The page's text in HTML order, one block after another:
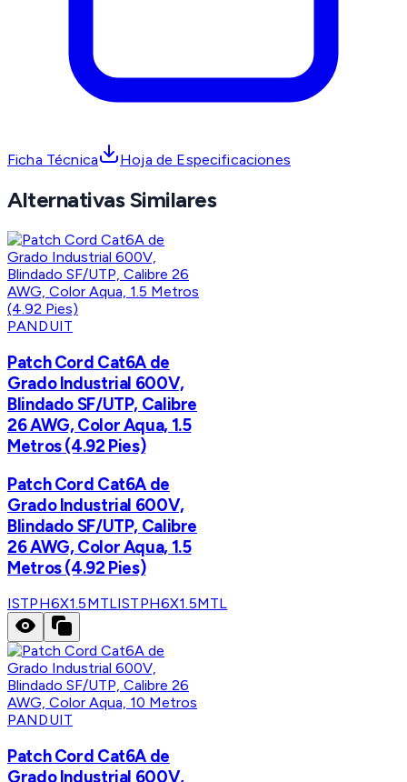
Ficha Técnica Hoja de Especificaciones
Alternativas Similares
PANDUIT
Patch Cord Cat6A de
Grado Industrial 600V,
Blindado SF/UTP, Calibre
26 AWG, Color Aqua, 1.5
Metros (4.92 Pies)
Patch Cord Cat6A de
Grado Industrial 600V,
Blindado SF/UTP, Calibre
26 AWG, Color Aqua, 1.5
Metros (4.92 Pies)
ISTPH6X1.5MTLISTPH6X1.5MTL
PANDUIT
Patch Cord Cat6A de
Grado Industrial 600V,